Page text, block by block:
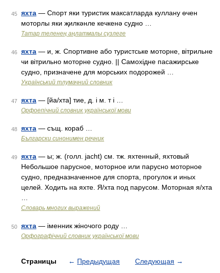
45 яхта — Спорт яки туристик максатларда куллану өчен
моторлы яки җилкәнле кечкенә судно …
Татар теленең аңлатмалы сүзлеге
46 яхта — и, ж. Спортивне або туристське моторне, вітрильне
чи вітрильно моторне судно. || Самохідне пасажирське
судно, призначене для морських подорожей …
Український тлумачний словник
47 яхта — [йа/хта] тие, д. і м. т і …
Орфоепічний словник української мови
48 яхта — същ. кораб …
Български синонимен речник
49 яхта — ы; ж. (голл. jacht) см. тж. яхтенный, яхтовый
Небольшое парусное, моторное или парусно моторное
судно, предназначенное для спорта, прогулок и иных
целей. Ходить на яхте. Я/хта под парусом. Моторная я/хта
Словарь многих выражений
50 яхта — іменник жіночого роду …
Орфографічний словник української мови
Страницы ← Предыдущая Следующая →